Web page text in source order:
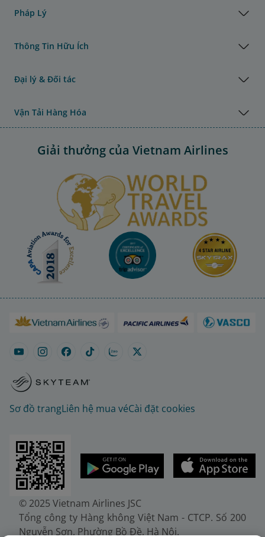
Pháp Lý
Thông Tin Hữu Ích
Đại lý & Đối tác
Vận Tải Hàng Hóa
Giải thưởng của Vietnam Airlines
Sơ đồ trangLiên hệ mua véCài đặt cookies
© 2025 Vietnam Airlines JSC
Tổng công ty Hàng không Việt Nam - CTCP. Số 200
Nguyễn Sơn, Phường Bồ Đề, Hà Nội.